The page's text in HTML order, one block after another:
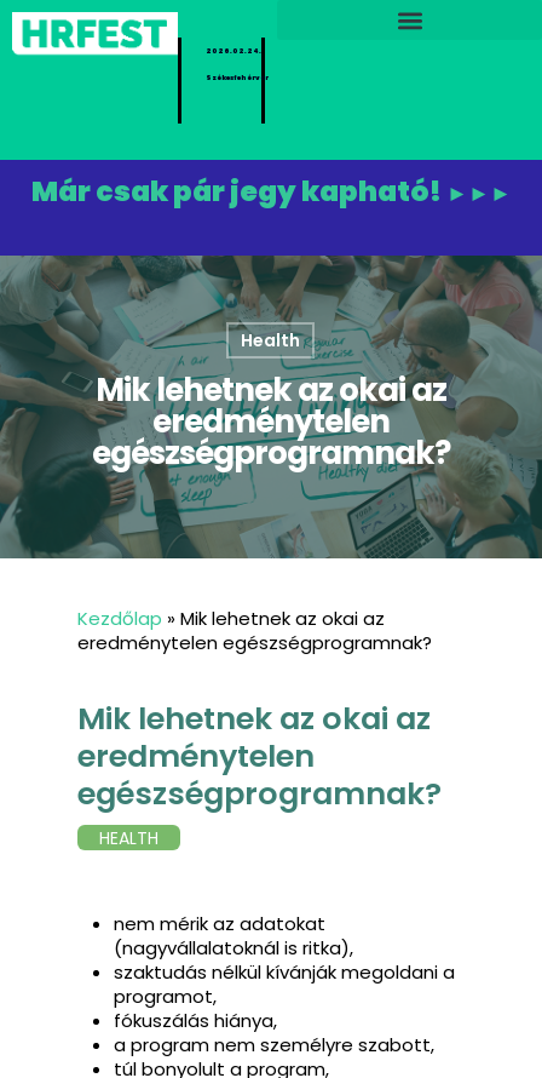
2026.02.24.
Székesfehérvár
Már csak pár jegy kapható! ►►►
Health
Mik lehetnek az okai az
eredménytelen
egészségprogramnak?
Kezdőlap »Mik lehetnek az okai az
eredménytelen egészségprogramnak?
Mik lehetnek az okai az
eredménytelen
egészségprogramnak?
HEALTH
nem mérik az adatokat
(nagyvállalatoknál is ritka),
szaktudás nélkül kívánják megoldani a
programot,
fókuszálás hiánya,
a program nem személyre szabott,
túl bonyolult a program,